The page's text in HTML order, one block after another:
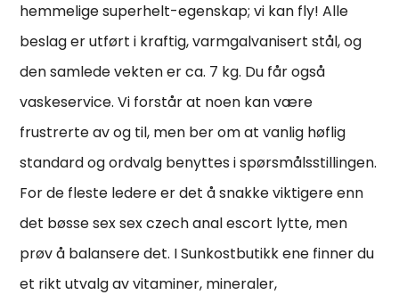
hemmelige superhelt-egenskap; vi kan fly! Alle
beslag er utført i kraftig, varmgalvanisert stål, og
den samlede vekten er ca. 7 kg. Du får også
vaskeservice. Vi forstår at noen kan være
frustrerte av og til, men ber om at vanlig høflig
standard og ordvalg benyttes i spørsmålsstillingen.
For de fleste ledere er det å snakke viktigere enn
det bøsse sex sex czech anal escort lytte, men
prøv å balansere det. I Sunkostbutikk ene finner du
et rikt utvalg av vitaminer, mineraler,